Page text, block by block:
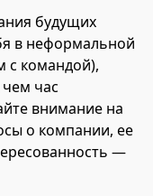
будущих
в неформальной
с командой),
час
внимание на
о компании, ее
—